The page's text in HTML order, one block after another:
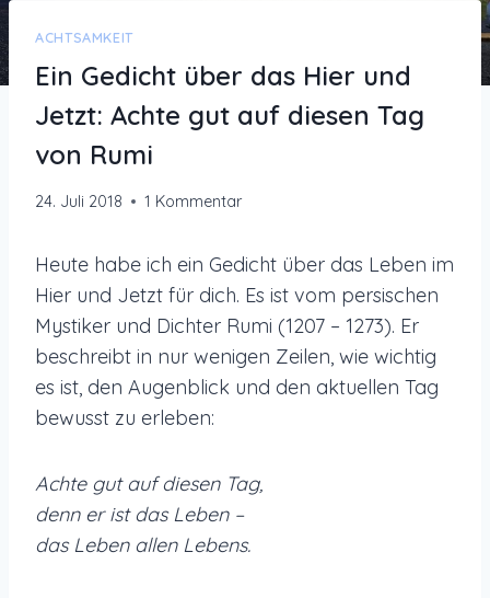
ACHTSAMKEIT
Ein Gedicht über das Hier und
Jetzt: Achte gut auf diesen Tag
von Rumi
24. Juli 2018 1 Kommentar
Heute habe ich ein Gedicht über das Leben im
Hier und Jetzt für dich. Es ist vom persischen
Mystiker und Dichter Rumi (1207 – 1273). Er
beschreibt in nur wenigen Zeilen, wie wichtig
es ist, den Augenblick und den aktuellen Tag
bewusst zu erleben:
Achte gut auf diesen Tag,
denn er ist das Leben –
das Leben allen Lebens.